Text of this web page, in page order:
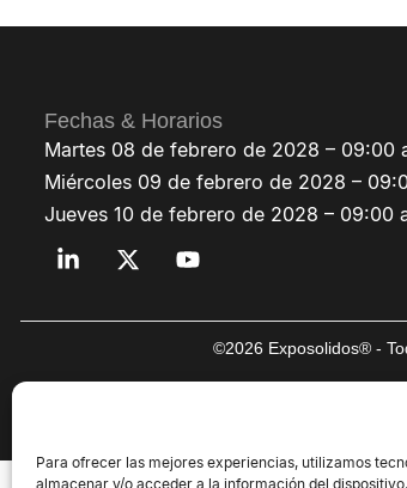
Para ofrecer las mejores experiencias, utilizamos
almacenar y/o acceder a la información del
Fechas & Horarios
Martes 08 de febrero de 2028 – 09:00
Miércoles 09 de febrero de 2028 –
Jueves 10 de febrero de 2028 – 09:00
©2026 Exposolidos® -